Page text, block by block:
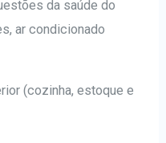
da saúde do
ar condicionado
(cozinha, estoque e